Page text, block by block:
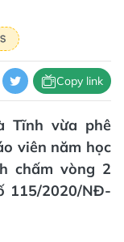
Copy link
Tĩnh vừa phê
viên năm học
chấm vòng 2
115/2020/NĐ-